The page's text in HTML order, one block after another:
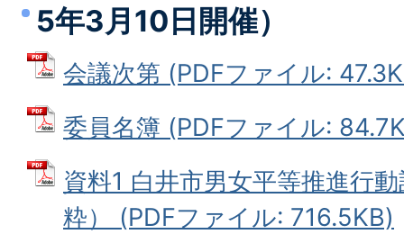
5年3月10日開催）
会議次第 (PDFファイル:
委員名簿 (PDFファイル:
資料1 白井市男女平等推進行
粋） (PDFファイル: 716.5KB)